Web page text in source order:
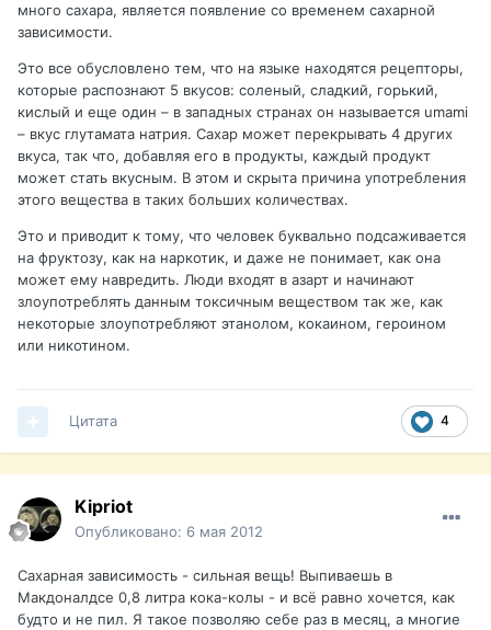
много сахара, является появление со временем сахарной
зависимости.
Это все обусловлено тем, что на языке находятся рецепторы,
которые распознают 5 вкусов: соленый, сладкий, горький,
кислый и еще один – в западных странах он называется umami
– вкус глутамата натрия. Сахар может перекрывать 4 других
вкуса, так что, добавляя его в продукты, каждый продукт
может стать вкусным. В этом и скрыта причина употребления
этого вещества в таких больших количествах.
Это и приводит к тому, что человек буквально подсаживается
на фруктозу, как на наркотик, и даже не понимает, как она
может ему навредить. Люди входят в азарт и начинают
злоупотреблять данным токсичным веществом так же, как
некоторые злоупотребляют этанолом, кокаином, героином
или никотином.
4
Цитата
Kipriot
Опубликовано: 6 мая 2012
Сахарная зависимость - сильная вещь! Выпиваешь в
Макдоналдсе 0,8 литра кока-колы - и всё равно хочется, как
будто и не пил. Я такое позволяю себе раз в месяц, а многие